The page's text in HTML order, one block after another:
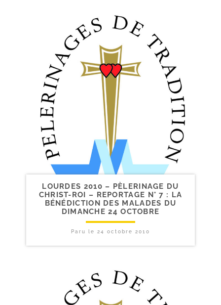
LOURDES 2010 – PÈLERINAGE DU
CHRIST-​ROI – REPORTAGE N° 7 : LA
BÉNÉDICTION DES MALADES DU
DIMANCHE 24 OCTOBRE
Paru le 24 octobre 2010